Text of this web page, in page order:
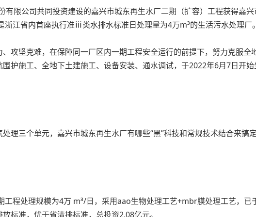
限公司共同投资建设的嘉兴市城东再生水厂二期（扩容）工程获得嘉
江省内首座执行准ⅲ类水排水标准日处理量为4万m³的生活污水处理厂。
攻坚克难，在保障同一厂区内一期工程安全运行的前提下，努力克服
护施工、全地下土建施工、设备安装、通水调试，于2022年6月7日开
理三个单元，嘉兴市城东再生水厂有哪些“黑”科技和常规技术结合来
程处理规模为4万 m³/日，采用aao生物处理工艺+mbr膜处理工艺，已
标准，优于省清排标准，总投资2.08亿元。